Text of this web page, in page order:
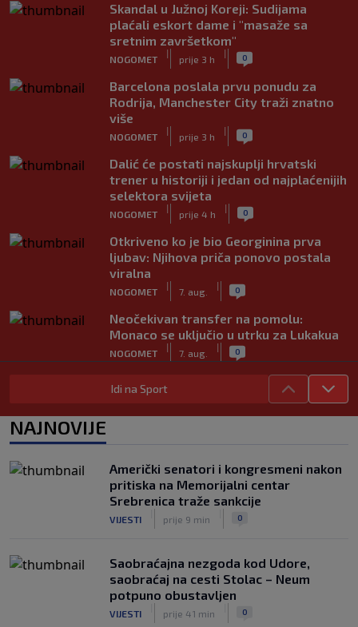
Skandal u Južnoj Koreji: Sudijama
plaćali eskort dame i "masaže sa
sretnim završetkom"
NOGOMET
|
prije 3 h
| 0
Barcelona poslala prvu ponudu za
Rodrija, Manchester City traži znatno
više
NOGOMET
|
prije 3 h
| 0
Dalić će postati najskuplji hrvatski
trener u historiji i jedan od najplaćenijih
selektora svijeta
NOGOMET
|
prije 4 h
| 0
Otkriveno ko je bio Georginina prva
ljubav: Njihova priča ponovo postala
viralna
NOGOMET
|
7. aug.
| 0
Neočekivan transfer na pomolu:
Monaco se uključio u utrku za Lukakua
NOGOMET
|
7. aug.
| 0
Počela nova sezona: Željezničar na
Grbavici savladao BSK
NOGOMET 7. aug.
prvenstvo ispod cijene?
NOGOMET
|
7. aug.
| 0
Idi na Sport
NAJNOVIJE
Američki senatori i kongresmeni nakon
pritiska na Memorijalni centar
Srebrenica traže sankcije
VIJESTI prije 9 min 0
Saobraćajna nezgoda kod Udore,
saobraćaj na cesti Stolac – Neum
potpuno obustavljen
VIJESTI prije 41 min 0